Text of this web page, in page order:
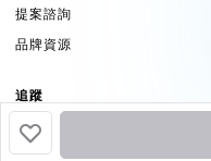
提案諮詢
品牌資源
追蹤